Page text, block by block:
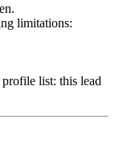
limitations:
list: this lead